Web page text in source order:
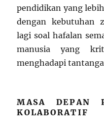
pendidikan yang
dengan kebutuhan
lagi soal hafalan
manusia yang
menghadapi
MASA DEPAN
KOLABORATIF